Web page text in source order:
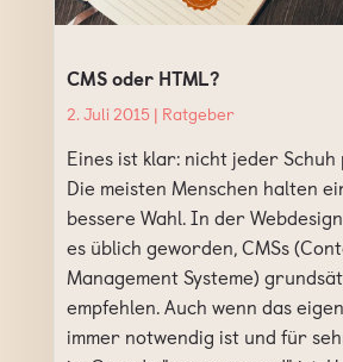
CMS oder HTML?
2. Juli 2015 | Ratgeber
Eines ist klar: nicht jeder Schuh
Die meisten Menschen halten
bessere Wahl. In der
es üblich geworden, CMSs
Management Systeme)
empfehlen. Auch wenn das
immer notwendig ist und für